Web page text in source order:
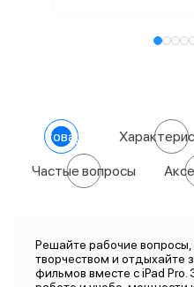
О товаре
Частые вопросы
Решайте рабочие вопросы,
творчеством и
фильмов вместе с iPad